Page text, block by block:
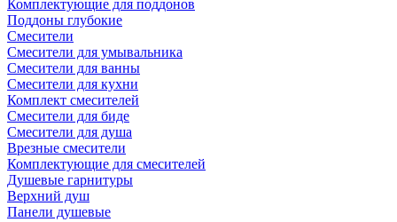
Комплектующие для поддонов
Поддоны глубокие
Смесители
Смесители для умывальника
Смесители для ванны
Смесители для кухни
Комплект смесителей
Смесители для биде
Смесители для душа
Врезные смесители
Комплектующие для смесителей
Душевые гарнитуры
Верхний душ
Панели душевые